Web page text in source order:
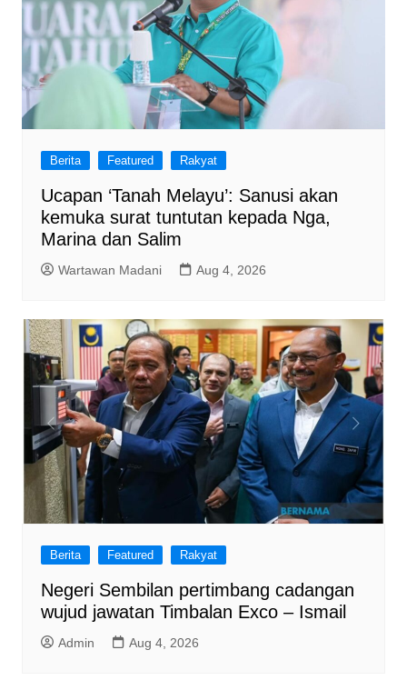
Berita Featured Rakyat
Ucapan ‘Tanah Melayu’: Sanusi akan
kemuka surat tuntutan kepada Nga,
Marina dan Salim
Wartawan Madani Aug 4, 2026
Berita Featured Rakyat
Negeri Sembilan pertimbang cadangan
wujud jawatan Timbalan Exco – Ismail
Admin Aug 4, 2026